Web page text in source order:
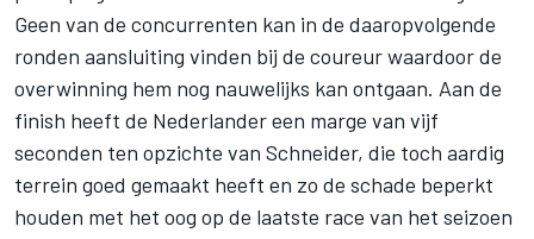
Geen van de concurrenten kan in de daaropvolgende
ronden aansluiting vinden bij de coureur waardoor de
overwinning hem nog nauwelijks kan ontgaan. Aan de
finish heeft de Nederlander een marge van vijf
seconden ten opzichte van Schneider, die toch aardig
terrein goed gemaakt heeft en zo de schade beperkt
houden met het oog op de laatste race van het seizoen